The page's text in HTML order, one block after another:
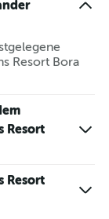
Resort Bora
Resort
Resort